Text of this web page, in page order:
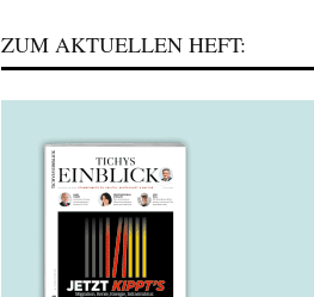
ZUM AKTUELLEN HEFT: